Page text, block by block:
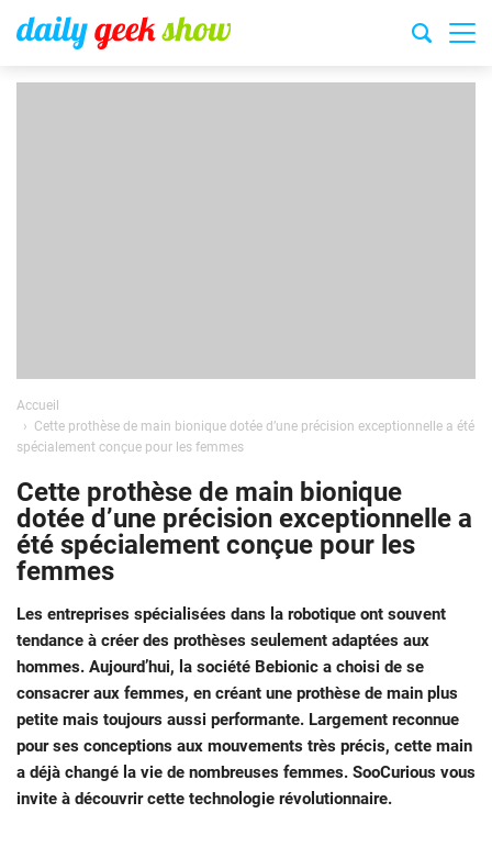
Accueil
Cette prothèse de main bionique dotée d’une précision exceptionnelle a été
spécialement conçue pour les femmes
Cette prothèse de main bionique
dotée d’une précision exceptionnelle a
été spécialement conçue pour les
femmes
Les entreprises spécialisées dans la robotique ont souvent
tendance à créer des prothèses seulement adaptées aux
hommes. Aujourd’hui, la société Bebionic a choisi de se
consacrer aux femmes, en créant une prothèse de main plus
petite mais toujours aussi performante. Largement reconnue
pour ses conceptions aux mouvements très précis, cette main
a déjà changé la vie de nombreuses femmes. SooCurious vous
invite à découvrir cette technologie révolutionnaire.